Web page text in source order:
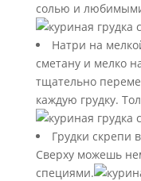
солью и
Натри на
сметану и мелко
тщательно
каждую грудку.
Грудки скрепи
Сверху можешь
специями.